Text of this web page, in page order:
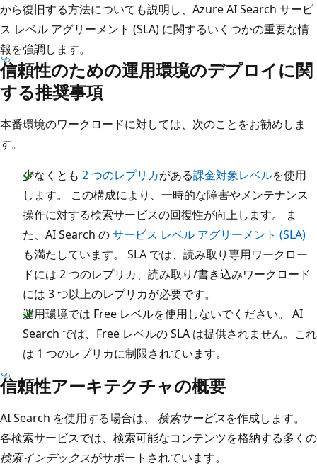
から復旧する方法についても説明し、Azure AI Search サービ
ス レベル アグリーメント (SLA) に関するいくつかの重要な情
報を強調します。
信頼性のための運用環境のデプロイに関
する推奨事項
本番環境のワークロードに対しては、次のことをお勧めしま
す。
少なくとも 2 つのレプリカがある課金対象レベルを使用
します。 この構成により、一時的な障害やメンテナンス
操作に対する検索サービスの回復性が向上します。 ま
た、AI Search のサービス レベル アグリーメント (SLA)
も満たしています。 SLA では、読み取り専用ワークロー
ドには 2 つのレプリカ、読み取り/書き込みワークロード
には 3 つ以上のレプリカが必要です。
運用環境では Free レベルを使用しないでください。 AI
Search では、Free レベルの SLA は提供されません。これ
は 1 つのレプリカに制限されています。
信頼性アーキテクチャの概要
AI Search を使用する場合は、 検索サービスを作成します。
各検索サービスでは、検索可能なコンテンツを格納する多くの
検索インデックスがサポートされています。